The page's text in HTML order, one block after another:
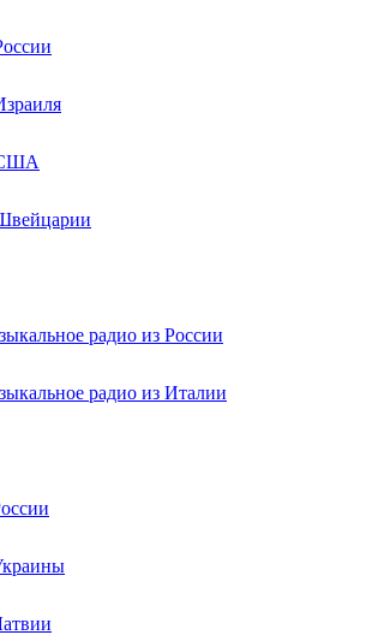
США
радио из России
радио из Италии